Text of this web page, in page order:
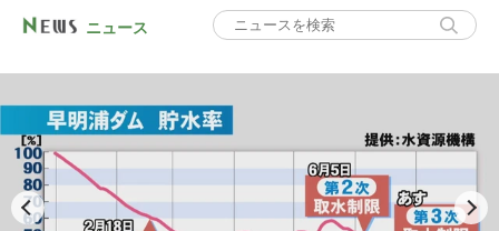
ニュース
Play